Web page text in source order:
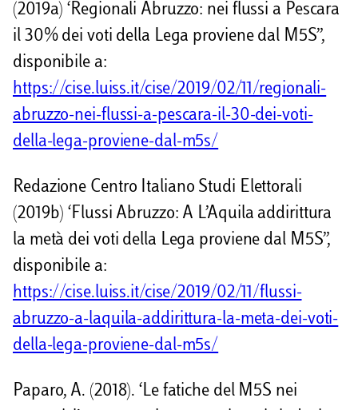
(2019a) ‘Regionali Abruzzo: nei flussi a Pescara
il 30% dei voti della Lega proviene dal M5S”,
disponibile a:
https://cise.luiss.it/cise/2019/02/11/regionali-
abruzzo-nei-flussi-a-pescara-il-30-dei-voti-
della-lega-proviene-dal-m5s/
Redazione Centro Italiano Studi Elettorali
(2019b) ‘Flussi Abruzzo: A L’Aquila addirittura
la metà dei voti della Lega proviene dal M5S”,
disponibile a:
https://cise.luiss.it/cise/2019/02/11/flussi-
abruzzo-a-laquila-addirittura-la-meta-dei-voti-
della-lega-proviene-dal-m5s/
Paparo, A. (2018). ‘Le fatiche del M5S nei